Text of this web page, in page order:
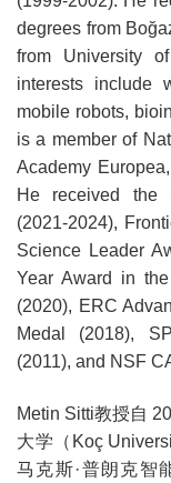
degrees from
from University
interests include
mobile robots,
is a member of
Academy
He received the
(2021-2024),
Science Leader
Year Award in
(2020), ERC
Medal (2018),
(2011), and NSF
Metin Sitti教授自
大学（Koç
马克斯·普朗克智